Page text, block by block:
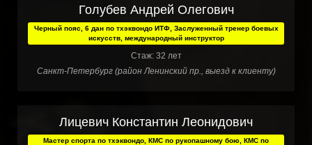
Голубев Андрей Олегович
Черный пояс, 6 дан по тхэквондо ИТФ, Заслуженный тренер боевых
искусств, международный инструктор
Стаж: 32 лет
Санкт-Петербург (район Ленинский пр., выезд к клиенту)
Лицевич Константин Леонидович
Мастер спорта по тхэквондо, КМС по рукопашному бою, КМС по